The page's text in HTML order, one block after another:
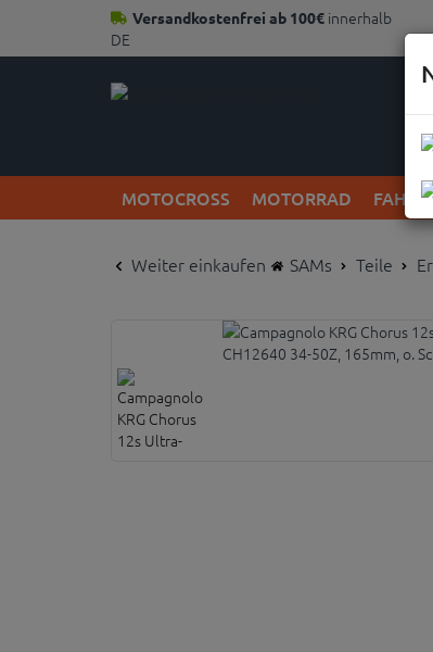
Versandkostenfrei ab 100€ innerhalb
DE
MOTOCROSS MOTORRAD
Weiter einkaufen SAMs Teile